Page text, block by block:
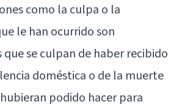
como la culpa o la
le han ocurrido son
se culpan de haber recibido
doméstica o de la muerte
podido hacer para